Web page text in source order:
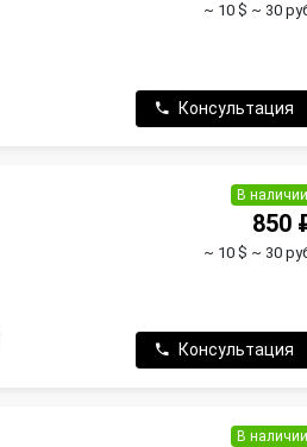
~ 10 $ ~ 30
Консультация
В наличии
850
~ 10 $ ~ 30
Консультация
В наличии